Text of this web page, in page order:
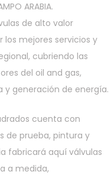
ARABIA.
de alto valor
mejores servicios y
cubriendo las
del oil and gas,
generación de energía.
cuenta con
de prueba, pintura y
fabricará aquí válvulas
a medida,